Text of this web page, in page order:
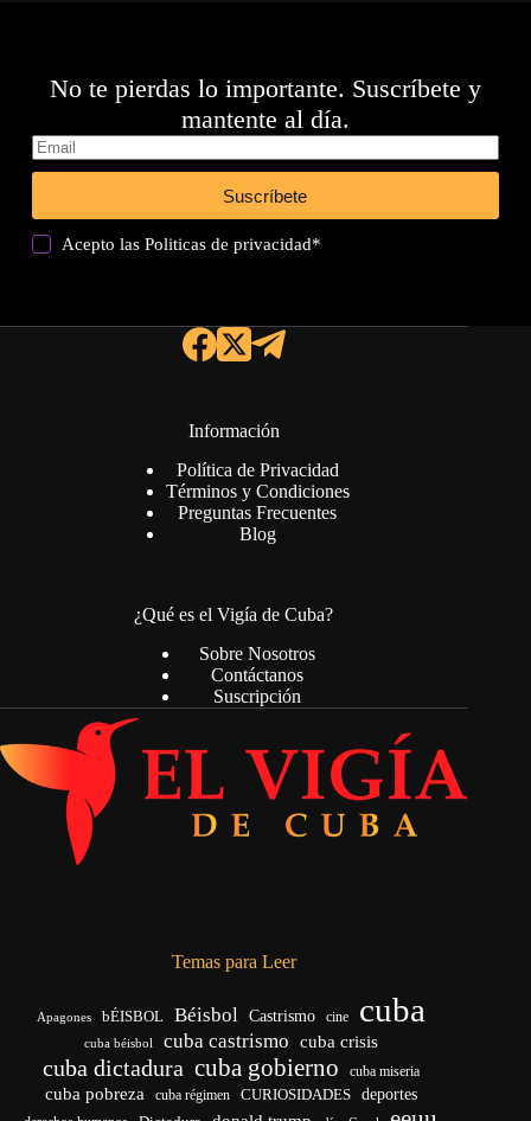
No te pierdas lo importante. Suscríbete y
mantente al día.
Suscríbete
Acepto lasPoliticas de privacidad*
Información
Política de Privacidad
Términos y Condiciones
Preguntas Frecuentes
Blog
¿Qué es el Vigía de Cuba?
Sobre Nosotros
Contáctanos
Suscripción
Temas para Leer
Apagones bÉISBOL Béisbol Castrismo cine cuba
cuba béisbol cuba castrismo cuba crisis
cuba dictadura cuba gobierno cuba miseria
cuba pobreza cuba régimen CURIOSIDADES deportes